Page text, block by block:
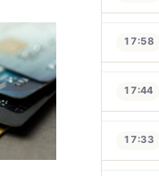
17:58
17:44
17:33